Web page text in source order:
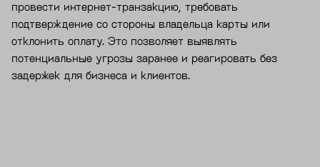
провести интернет-транзакцию, требовать
подтверждение со стороны владельца карты или
отклонить оплату. Это позволяет выявлять
потенциальные угрозы заранее и реагировать без
задержек для бизнеса и клиентов.